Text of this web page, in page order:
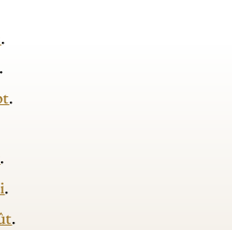
.
.
.
.
.
.